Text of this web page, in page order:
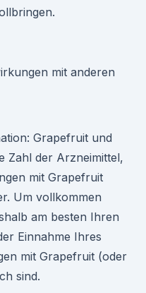
Grapefruit und
Zahl der Arzneimittel,
mit Grapefruit
Um vollkommen
am besten Ihren
Einnahme Ihres
mit Grapefruit (oder
sind.